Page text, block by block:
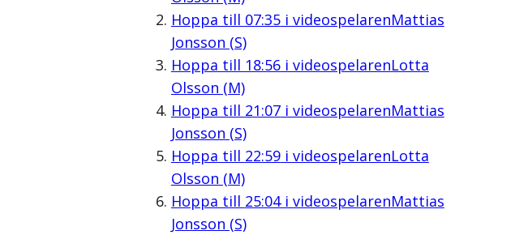
Hoppa till 07:35i videospelarenMattias
Jonsson (S)
Hoppa till 18:56i videospelarenLotta
Olsson (M)
Hoppa till 21:07i videospelarenMattias
Jonsson (S)
Hoppa till 22:59i videospelarenLotta
Olsson (M)
Hoppa till 25:04i videospelarenMattias
Jonsson (S)